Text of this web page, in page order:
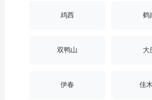
鸡西 鹤
双鸭山 大
伊春 佳